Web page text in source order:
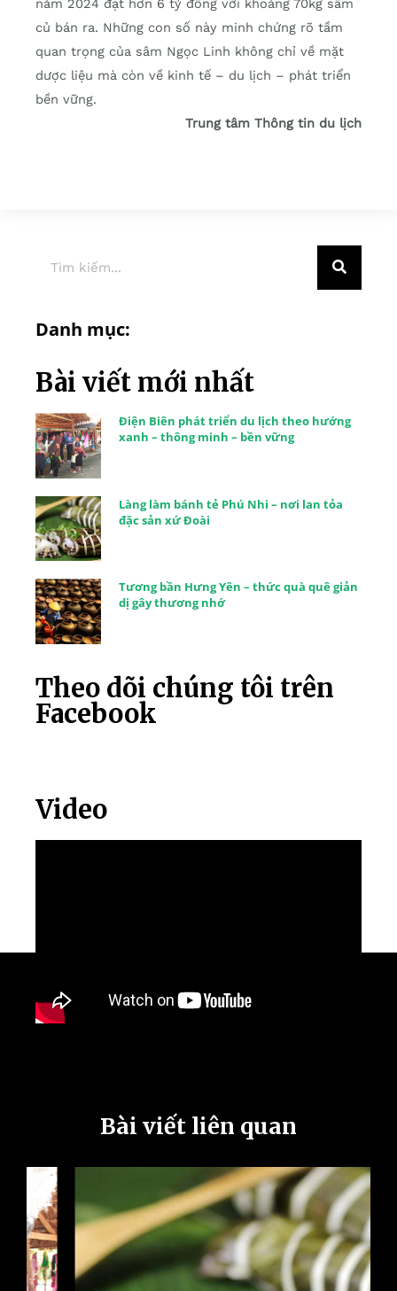
năm 2024 đạt hơn 6 tỷ đồng với khoảng 70kg sâm
củ bán ra. Những con số này minh chứng rõ tầm
quan trọng của sâm Ngọc Linh không chỉ về mặt
dược liệu mà còn về kinh tế – du lịch – phát triển
bền vững.
Trung tâm Thông tin du lịch
Danh mục:
Bài viết mới nhất
Điện Biên phát triển du lịch theo hướng
xanh – thông minh – bền vững
Làng làm bánh tẻ Phú Nhi – nơi lan tỏa
đặc sản xứ Đoài
Tương bần Hưng Yên – thức quà quê giản
dị gây thương nhớ
Theo dõi chúng tôi trên
Facebook
Video
Bài viết liên quan